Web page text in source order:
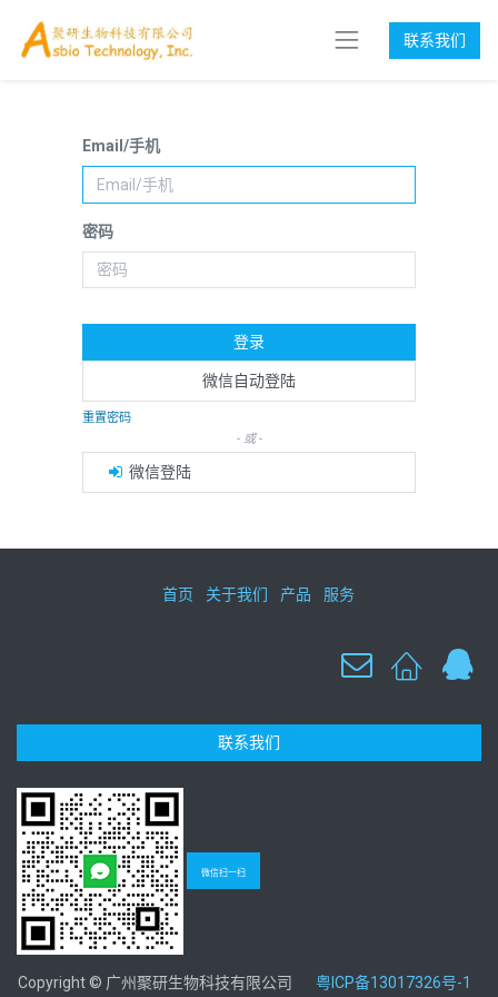
联系我们
Email/手机
密码
登录
微信自动登陆
重置密码
- 或 -
微信登陆
首页 关于我们 产品 服务
联系我们
微信扫一扫
Copyright © 广州聚研生物科技有限公司 粤ICP备13017326号-1